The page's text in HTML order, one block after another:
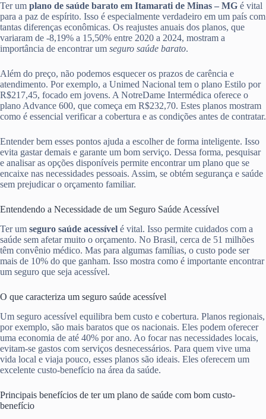
Ter um plano de saúde barato em Itamarati de Minas – MG é vital
para a paz de espírito. Isso é especialmente verdadeiro em um país com
tantas diferenças econômicas. Os reajustes anuais dos planos, que
variaram de -8,19% a 15,50% entre 2020 a 2024, mostram a
importância de encontrar um seguro saúde barato.
Além do preço, não podemos esquecer os prazos de carência e
atendimento. Por exemplo, a Unimed Nacional tem o plano Estilo por
R$217,45, focado em jovens. A NotreDame Intermédica oferece o
plano Advance 600, que começa em R$232,70. Estes planos mostram
como é essencial verificar a cobertura e as condições antes de contratar.
Entender bem esses pontos ajuda a escolher de forma inteligente. Isso
evita gastar demais e garante um bom serviço. Dessa forma, pesquisar
e analisar as opções disponíveis permite encontrar um plano que se
encaixe nas necessidades pessoais. Assim, se obtém segurança e saúde
sem prejudicar o orçamento familiar.
Entendendo a Necessidade de um Seguro Saúde Acessível
Ter um seguro saúde acessível é vital. Isso permite cuidados com a
saúde sem afetar muito o orçamento. No Brasil, cerca de 51 milhões
têm convênio médico. Mas para algumas famílias, o custo pode ser
mais de 10% do que ganham. Isso mostra como é importante encontrar
um seguro que seja acessível.
O que caracteriza um seguro saúde acessível
Um seguro acessível equilibra bem custo e cobertura. Planos regionais,
por exemplo, são mais baratos que os nacionais. Eles podem oferecer
uma economia de até 40% por ano. Ao focar nas necessidades locais,
evitam-se gastos com serviços desnecessários. Para quem vive uma
vida local e viaja pouco, esses planos são ideais. Eles oferecem um
excelente custo-benefício na área da saúde.
Principais benefícios de ter um plano de saúde com bom custo-
benefício